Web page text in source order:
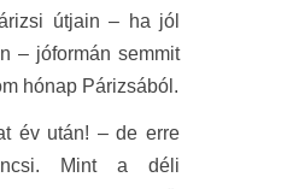
útjain – ha jól
– jóformán semmit
hónap Párizsából.
év után! – de erre
Mint a déli